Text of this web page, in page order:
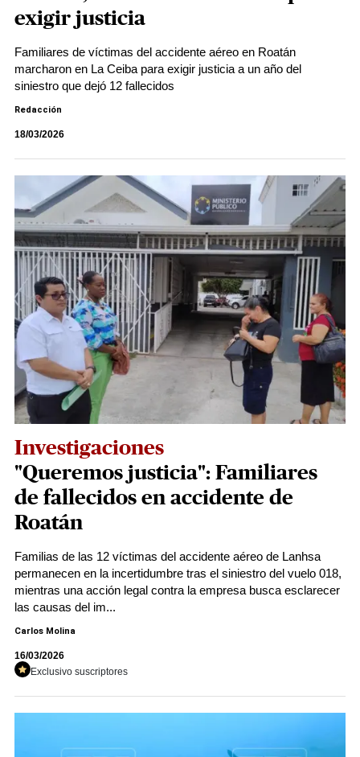
exigir justicia
Familiares de víctimas del accidente aéreo en Roatán
marcharon en La Ceiba para exigir justicia a un año del
siniestro que dejó 12 fallecidos
Redacción
18/03/2026
Investigaciones
"Queremos justicia": Familiares
de fallecidos en accidente de
Roatán
Familias de las 12 víctimas del accidente aéreo de Lanhsa
permanecen en la incertidumbre tras el siniestro del vuelo 018,
mientras una acción legal contra la empresa busca esclarecer
las causas del im...
Carlos Molina
16/03/2026
Exclusivo suscriptores